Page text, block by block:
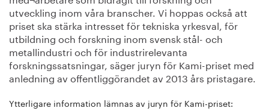
utveckling inom våra branscher. Vi hoppas också att
priset ska stärka intresset för tekniska yrkesval, för
utbildning och forskning inom svensk stål- och
metallindustri och för industrirelevanta
forskningssatsningar, säger juryn för Kami-priset med
anledning av offentliggörandet av 2013 års pristagare.
Ytterligare information lämnas av juryn för Kami-priset: